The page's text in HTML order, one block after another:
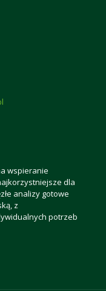
wspieranie
dla
analizy gotowe
z
potrzeb